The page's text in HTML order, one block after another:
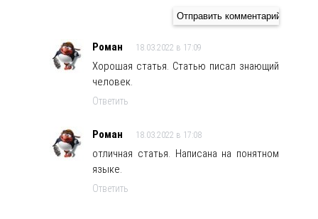
Роман 18.03.2022 в 17:09
Хорошая статья. Статью писал знающий
человек.
Ответить
Роман 18.03.2022 в 17:08
отличная статья. Написана на понятном
языке.
Ответить